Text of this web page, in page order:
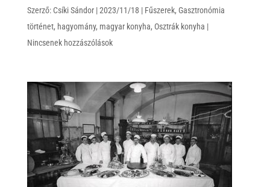
Szerző: Csíki Sándor|2023/11/18 | Fűszerek, Gasztronómia
történet, hagyomány, magyar konyha, Osztrák konyha |
Nincsenek hozzászólások